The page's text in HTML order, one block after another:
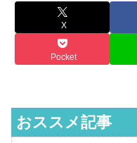
X
Pocket
おススメ記事